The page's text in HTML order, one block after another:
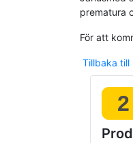
prematura
För att
Tillbaka till
2